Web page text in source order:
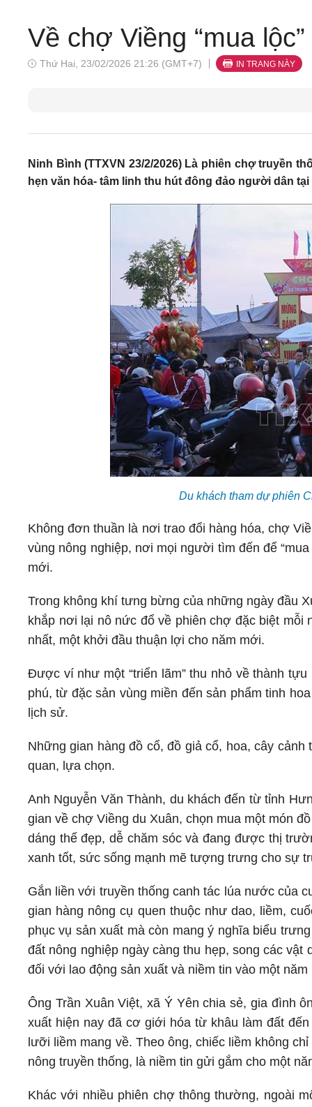
Về chợ Viềng “mua
Thứ Hai, 23/02/2026 21:26 (GMT+7) IN TRANG NÀY
Ninh Bình (TTXVN 23/2/2026) Là phiên chợ truyền
hẹn văn hóa- tâm linh thu hút đông đảo người dân
Du khách tham dự phiên
Không đơn thuần là nơi trao đổi hàng hóa, chợ
vùng nông nghiệp, nơi mọi người tìm đến để
mới.
Trong không khí tưng bừng của những ngày đầu
khắp nơi lại nô nức đổ về phiên chợ đặc biệt
nhất, một khởi đầu thuận lợi cho năm mới.
Được ví như một “triển lãm” thu nhỏ về thành
phú, từ đặc sản vùng miền đến sản phẩm tinh
lịch sử.
Những gian hàng đồ cổ, đồ giả cổ, hoa, cây
quan, lựa chọn.
Anh Nguyễn Văn Thành, du khách đến từ tỉnh
gian về chợ Viềng du Xuân, chọn mua một món
dáng thế đẹp, dễ chăm sóc và đang được thị
xanh tốt, sức sống mạnh mẽ tượng trưng cho sự
Gắn liền với truyền thống canh tác lúa nước của
gian hàng nông cụ quen thuộc như dao, liềm,
phục vụ sản xuất mà còn mang ý nghĩa biểu
đất nông nghiệp ngày càng thu hẹp, song các
đối với lao động sản xuất và niềm tin vào một năm
Ông Trần Xuân Việt, xã Ý Yên chia sẻ, gia đình
xuất hiện nay đã cơ giới hóa từ khâu làm đất
lưỡi liềm mang về. Theo ông, chiếc liềm không
nông truyền thống, là niềm tin gửi gắm cho một
Khác với nhiều phiên chợ thông thường, ngoài